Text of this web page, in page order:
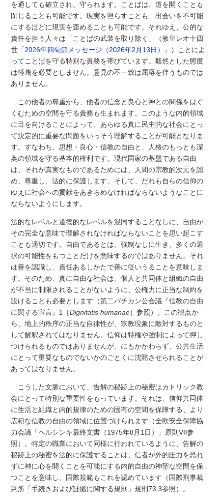
を通しても確立され、守られます。ことばは、道を開くことも
閉じることも可能です。現実を照らすことも、出会いを不可能
にするほどに現実を歪めることも可能です。それゆえ、公的な
責任を担う人々は「ことばの武装を取り除く」（教皇レオ十四
世 「2026年四旬節メッセージ（2026年2月13日）」 ）ことによ
ってことばを守る特別な責務を帯びています。毅然とした態度
は軽蔑を必要としません。意見の不一致は屈辱を伴うものでは
ありません。
この他者の尊重から、他者の信念と良心と神との関係をはぐ
くむための空間を守る責務も生まれます。このような内的領域
に目を向けることによって、あらゆる真に民主的な社会にとっ
て決定的に重要な問題をいっそう理解することが可能となりま
す。すなわち、思想・良心・信教の自由と、人格のもっとも深
奥の領域を守る基本的権利です。現代国家の基盤である自由
は、それが真実なものであるためには、人間の宗教的次元を認
め、尊重し、法的に保護します。そして、だれも自らの信仰の
ゆえに社会への貢献をあきらめなければならないようなことに
ならないようにします。
法的なレベルと道徳的なレベルを混同することなしに、自由が
その完全な意味で理解されなければならないことを思い起こす
ことも適切です。自由であるとは、強制なしに生き、多くの選
択の可能性をもつことだけを意味するのではありません。それ
は善を認識し、責任あるしかたで善に従いうることを意味しま
す。そのため、真に自由な社会は、個人と共同体と組織の自由
が不当に制限されることがないように、公権力に正当な制約を
設けることも必要とします（第二バチカン公会議『信教の自由
に関する宣言』1［Dignitatis humanae］参照）。この観点か
ら、地上的秩序の正当な自律性が、宗教現象に敵対するものと
して解釈されてはなりません。信仰は特権や強制によって押し
つけられるものではありませんが、にもかかわらず、公共生活
にとって重要なものでないかのごとくに沈黙させられることが
あってはなりません。
こうした文脈において、告解の秘跡上の秘密はカトリック教
会にとって特別な重要性をもっています。それは、信仰共同体
に生活と組織と内的規律のための固有の空間を保障する、より
広範な信教の自由の領域に位置づけられます（全欧安全保障協
力会議「ヘルシンキ最終文書（1975年8月1日）」原則VII参
照）。特定の職業において同様に行われているように、告解の
秘跡上の秘密を法的に保護することは、信者が外的圧力を恐れ
ずに神に心を開くことを可能にする内的自由の神聖な空間を保
つことを意味し、国際規範もこれを認めています（国際刑事裁
判所「手続きおよび証拠に関する規則」規則73.3参照）。